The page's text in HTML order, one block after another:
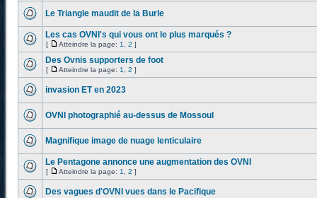
Le Triangle maudit de la Burle
Les cas OVNI's qui vous ont le plus marqués ?
[ Atteindre la page: 1 2 ]
Des Ovnis supporters de foot
[ Atteindre la page: 1 2 ]
invasion ET en 2023
OVNI photographié au-dessus de Mossoul
Magnifique image de nuage lenticulaire
Le Pentagone annonce une augmentation des OVNI
[ Atteindre la page: 1 2 ]
Des vagues d'OVNI vues dans le Pacifique